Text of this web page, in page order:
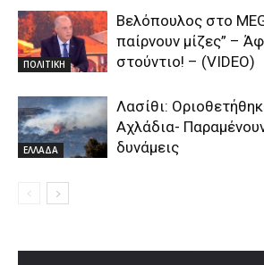
ΠΟΛΙΤΙΚΗ
Βελόπουλος στο
παίρνουν μίζες” –
στούντιο! – (VIDEO)
ΕΛΛΑΔΑ
Λασίθι:
Αχλάδια-
δυνάμεις